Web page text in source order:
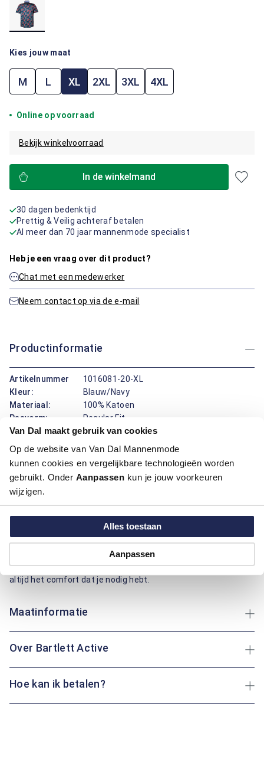
Van Dal maakt gebruik van cookies
Op de website van Van Dal Mannenmode
kunnen cookies en vergelijkbare technologieën worden
gebruikt. Onder Aanpassen kun je jouw voorkeuren
wijzigen.
Alles toestaan
Aanpassen
Kies jouw maat
M L XL 2XL 3XL 4XL
Online op voorraad
Bekijk winkelvoorraad
In de winkelmand
30 dagen bedenktijd
Prettig & Veilig achteraf betalen
Al meer dan 70 jaar mannenmode specialist
Heb je een vraag over dit product?
Chat met een medewerker
Neem contact op via de e-mail
Productinformatie
Artikelnummer
1016081-20-XL
Kleur:
Blauw/Navy
Materiaal:
100% Katoen
Pasvorm:
Regular Fit
Motief:
Natuur elementen motief
Dit overhemd met korte mouwen van Bartlett Active biedt
een combinatie van comfort en stijl. Het is gemaakt van
katoen, wat zorgt voor een aangenaam draagcomfort en
het een klassieke uitstraling, terwijl de regular fit pasvorm
zorgt voor een ontspannen draagervaring. Ideaal voor diverse
gelegenheden, van een wandeling in het park tot een
ontspannen middag thuis. Of je nu geniet van een zonnige
dag buiten of ontspannen leest in de tuin: dit overhemd biedt
altijd het comfort dat je nodig hebt.
Maatinformatie
Over Bartlett Active
Hoe kan ik betalen?